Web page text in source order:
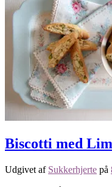
Biscotti med
Udgivet af Sukkerhjerte på